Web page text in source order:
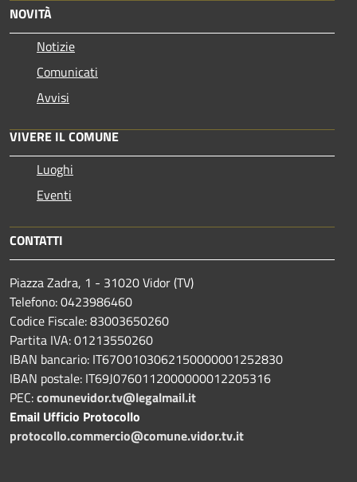
NOVITÀ
Notizie
Comunicati
Avvisi
VIVERE IL COMUNE
Luoghi
Eventi
CONTATTI
Piazza Zadra, 1 - 31020 Vidor (TV)
Telefono: 0423986460
Codice Fiscale: 83003650260
Partita IVA: 01213550260
IBAN bancario: IT67O0103062150000001252830
IBAN postale: IT69J0760112000000012205316
PEC:comunevidor.tv@legalmail.it
Email Ufficio Protocollo
protocollo.commercio@comune.vidor.tv.it